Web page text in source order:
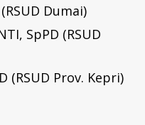
Dumai)
SpPD (RSUD
(RSUD Prov. Kepri)